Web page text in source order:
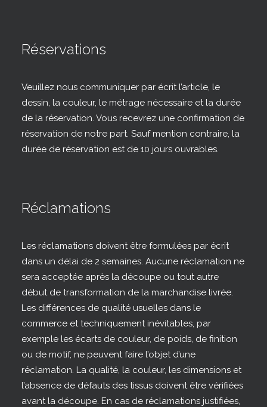
Réservations
Veuillez nous communiquer par écrit l’article, le
dessin, la couleur, le métrage nécessaire et la durée
de la réservation. Vous recevrez une confirmation de
réservation de notre part. Sauf mention contraire, la
durée de réservation est de 10 jours ouvrables.
Réclamations
Les réclamations doivent être formulées par écrit
dans un délai de 2 semaines. Aucune réclamation ne
sera acceptée après la découpe ou tout autre
début de transformation de la marchandise livrée.
Les différences de qualité usuelles dans le
commerce et techniquement inévitables, par
exemple les écarts de couleur, de poids, de finition
ou de motif, ne peuvent faire l’objet d’une
réclamation. La qualité, la couleur, les dimensions et
l’absence de défauts des tissus doivent être vérifiées
avant la découpe. En cas de réclamations justifiées,